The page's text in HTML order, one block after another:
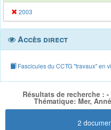
2003
Accès direct
Fascicules du CCTG "travaux" en
Résultats de recherche :
Thématique: Mer,
2